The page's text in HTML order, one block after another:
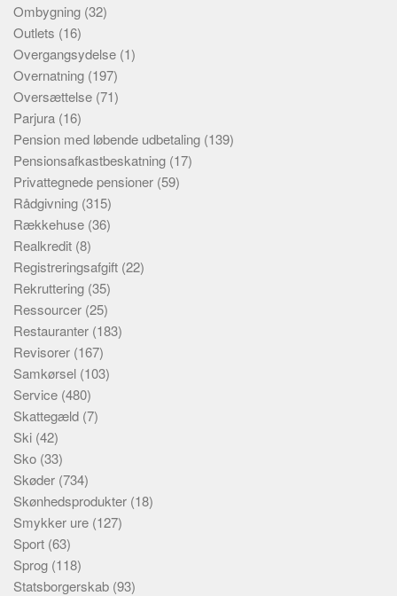
Ombygning (32)
Outlets (16)
Overgangsydelse (1)
Overnatning (197)
Oversættelse (71)
Parjura (16)
Pension med løbende udbetaling (139)
Pensionsafkastbeskatning (17)
Privattegnede pensioner (59)
Rådgivning (315)
Rækkehuse (36)
Realkredit (8)
Registreringsafgift (22)
Rekruttering (35)
Ressourcer (25)
Restauranter (183)
Revisorer (167)
Samkørsel (103)
Service (480)
Skattegæld (7)
Ski (42)
Sko (33)
Skøder (734)
Skønhedsprodukter (18)
Smykker ure (127)
Sport (63)
Sprog (118)
Statsborgerskab (93)